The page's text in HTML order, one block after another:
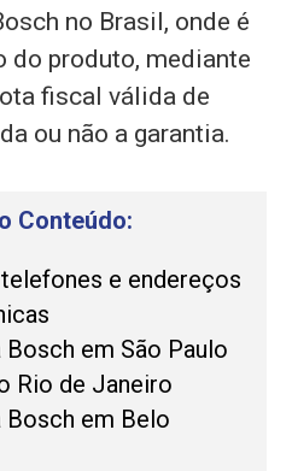
no Brasil, onde é
produto, mediante
fiscal válida de
ou não a garantia.
Conteúdo:
e endereços
em São Paulo
Rio de Janeiro
em Belo